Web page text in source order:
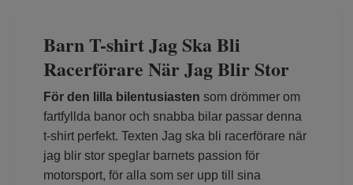
Barn T-shirt Jag Ska Bli
Racerförare När Jag Blir Stor
För den lilla bilentusiasten som drömmer om
fartfyllda banor och snabba bilar passar denna
t-shirt perfekt. Texten Jag ska bli racerförare när
jag blir stor speglar barnets passion för
motorsport, för alla som ser upp till sina